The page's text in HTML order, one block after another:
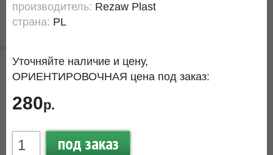
производитель: Rezaw Plast
страна: PL
Уточняйте наличие и цену,
ОРИЕНТИРОВОЧНАЯ цена под заказ:
280р.
под заказ